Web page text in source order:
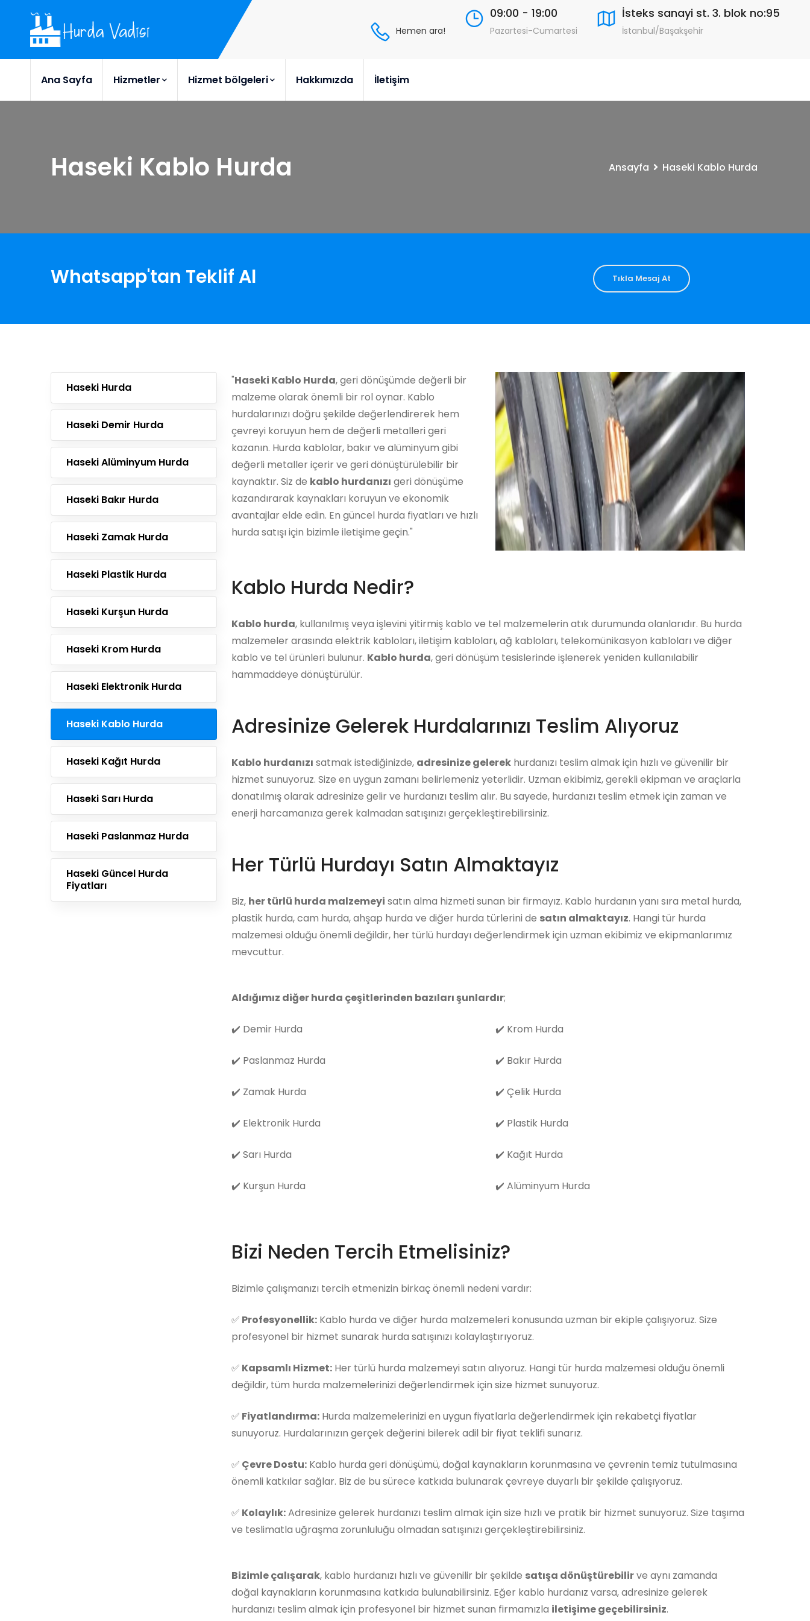
Hemen ara!
09:00 - 19:00
Pazartesi-Cumartesi
İsteks sanayi st. 3. blok no:95
İstanbul/Başakşehir
Ana Sayfa Hizmetler Hizmet bölgeleri Hakkımızda İletişim
Haseki Kablo Hurda Ansayfa Haseki Kablo Hurda
Whatsapp'tan Teklif Al Tıkla Mesaj At
Haseki Hurda
Haseki Demir Hurda
Haseki Alüminyum Hurda
Haseki Bakır Hurda
Haseki Zamak Hurda
Haseki Plastik Hurda
Haseki Kurşun Hurda
Haseki Krom Hurda
Haseki Elektronik Hurda
Haseki Kablo Hurda
Haseki Kağıt Hurda
Haseki Sarı Hurda
Haseki Paslanmaz Hurda
Haseki Güncel Hurda
Fiyatları
"Haseki Kablo Hurda, geri dönüşümde değerli bir
malzeme olarak önemli bir rol oynar. Kablo
hurdalarınızı doğru şekilde değerlendirerek hem
çevreyi koruyun hem de değerli metalleri geri
kazanın. Hurda kablolar, bakır ve alüminyum gibi
değerli metaller içerir ve geri dönüştürülebilir bir
kaynaktır. Siz de kablo hurdanızı geri dönüşüme
kazandırarak kaynakları koruyun ve ekonomik
avantajlar elde edin. En güncel hurda fiyatları ve hızlı
hurda satışı için bizimle iletişime geçin."
Kablo Hurda Nedir?
Kablo hurda, kullanılmış veya işlevini yitirmiş kablo ve tel malzemelerin atık durumunda olanlarıdır. Bu hurda
malzemeler arasında elektrik kabloları, iletişim kabloları, ağ kabloları, telekomünikasyon kabloları ve diğer
kablo ve tel ürünleri bulunur. Kablo hurda, geri dönüşüm tesislerinde işlenerek yeniden kullanılabilir
hammaddeye dönüştürülür.
Adresinize Gelerek Hurdalarınızı Teslim Alıyoruz
Kablo hurdanızı satmak istediğinizde, adresinize gelerek hurdanızı teslim almak için hızlı ve güvenilir bir
hizmet sunuyoruz. Size en uygun zamanı belirlemeniz yeterlidir. Uzman ekibimiz, gerekli ekipman ve araçlarla
donatılmış olarak adresinize gelir ve hurdanızı teslim alır. Bu sayede, hurdanızı teslim etmek için zaman ve
enerji harcamanıza gerek kalmadan satışınızı gerçekleştirebilirsiniz.
Her Türlü Hurdayı Satın Almaktayız
Biz, her türlü hurda malzemeyi satın alma hizmeti sunan bir firmayız. Kablo hurdanın yanı sıra metal hurda,
plastik hurda, cam hurda, ahşap hurda ve diğer hurda türlerini de satın almaktayız. Hangi tür hurda
malzemesi olduğu önemli değildir, her türlü hurdayı değerlendirmek için uzman ekibimiz ve ekipmanlarımız
mevcuttur.
Aldığımız diğer hurda çeşitlerinden bazıları şunlardır;
✔️ Demir Hurda
✔️ Paslanmaz Hurda
✔️ Zamak Hurda
✔️ Elektronik Hurda
✔️ Sarı Hurda
✔️ Kurşun Hurda
✔️ Krom Hurda
✔️ Bakır Hurda
✔️ Çelik Hurda
✔️ Plastik Hurda
✔️ Kağıt Hurda
✔️ Alüminyum Hurda
Bizi Neden Tercih Etmelisiniz?
Bizimle çalışmanızı tercih etmenizin birkaç önemli nedeni vardır:
✅ Profesyonellik: Kablo hurda ve diğer hurda malzemeleri konusunda uzman bir ekiple çalışıyoruz. Size
profesyonel bir hizmet sunarak hurda satışınızı kolaylaştırıyoruz.
✅ Kapsamlı Hizmet: Her türlü hurda malzemeyi satın alıyoruz. Hangi tür hurda malzemesi olduğu önemli
değildir, tüm hurda malzemelerinizi değerlendirmek için size hizmet sunuyoruz.
✅ Fiyatlandırma: Hurda malzemelerinizi en uygun fiyatlarla değerlendirmek için rekabetçi fiyatlar
sunuyoruz. Hurdalarınızın gerçek değerini bilerek adil bir fiyat teklifi sunarız.
✅ Çevre Dostu: Kablo hurda geri dönüşümü, doğal kaynakların korunmasına ve çevrenin temiz tutulmasına
önemli katkılar sağlar. Biz de bu sürece katkıda bulunarak çevreye duyarlı bir şekilde çalışıyoruz.
✅ Kolaylık:Adresinize gelerek hurdanızı teslim almak için size hızlı ve pratik bir hizmet sunuyoruz. Size taşıma
ve teslimatla uğraşma zorunluluğu olmadan satışınızı gerçekleştirebilirsiniz.
Bizimle çalışarak, kablo hurdanızı hızlı ve güvenilir bir şekilde satışa dönüştürebilirve aynı zamanda
doğal kaynakların korunmasına katkıda bulunabilirsiniz. Eğer kablo hurdanız varsa, adresinize gelerek
hurdanızı teslim almak için profesyonel bir hizmet sunan firmamızla iletişime geçebilirsiniz.